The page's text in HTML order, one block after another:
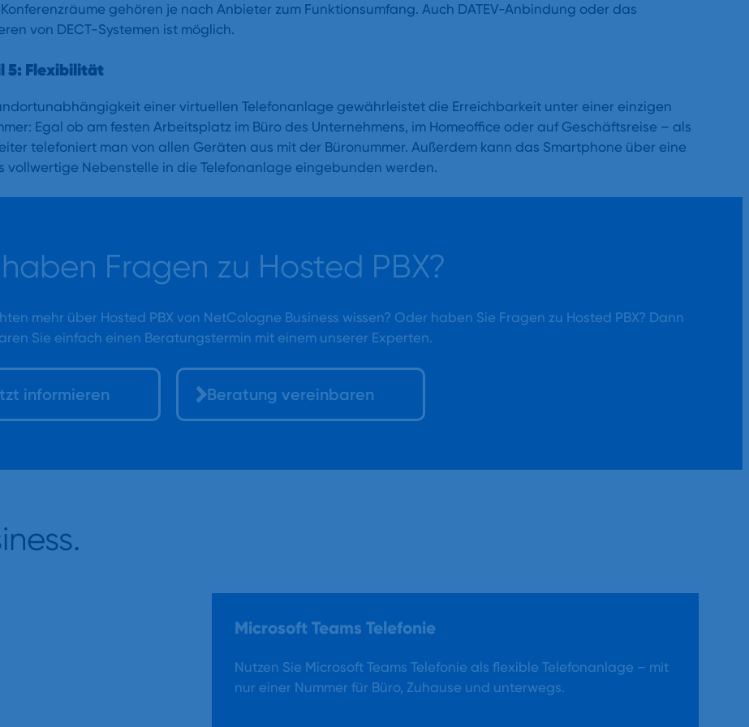
gehören je nach Anbieter zum Funktionsumfang. Auch DATEV-Anbindung oder das
von DECT-Systemen ist möglich.
5: Flexibilität
einer virtuellen Telefonanlage gewährleistet die Erreichbarkeit unter einer einzigen
Egal ob am festen Arbeitsplatz im Büro des Unternehmens, im Homeoffice oder auf Geschäftsreise – als
telefoniert man von allen Geräten aus mit der Büronummer. Außerdem kann das Smartphone über eine
vollwertige Nebenstelle in die Telefonanlage eingebunden werden.
Fragen zu Hosted PBX?
mehr über Hosted PBX von NetCologne Business wissen? Oder haben Sie Fragen zu Hosted PBX? Dann
Sie einfach einen Beratungstermin mit einem unserer Experten.
informieren Beratung vereinbaren
Microsoft Teams Telefonie
Nutzen Sie Microsoft Teams Telefonie als flexible Telefonanlage – mit
nur einer Nummer für Büro, Zuhause und unterwegs.